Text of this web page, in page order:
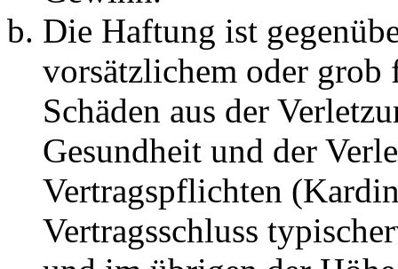
Die Haftung ist
vorsätzlichem oder grob
Schäden aus der
Gesundheit und der
Vertragspflichten
Vertragsschluss